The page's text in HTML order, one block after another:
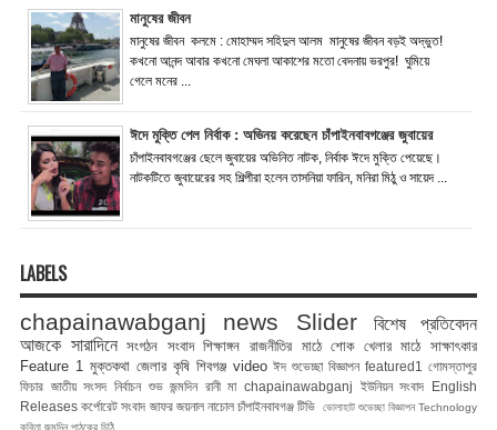
মানুষের জীবন
মানুষের জীবন কলমে : মোহাম্মদ সহিদুল আলম মানুষের জীবন বড়ই অদ্ভুত!
কখনো আনন্দ আবার কখনো মেঘলা আকাশের মতো বেদনায় ভরপুর! ঘুমিয়ে
গেলে মনের ...
ঈদে মুক্তি পেল নির্বাক : অভিনয় করেছেন চাঁপাইনবাবগঞ্জের জুবায়ের
চাঁপাইনবাবগঞ্জের ছেলে জুবায়ের অভিনিত নাটক, নির্বাক ঈদে মুক্তি পেয়েছে।
নাটকটিতে জুবায়েরের সহ শিল্পীরা হলেন তাসনিয়া ফারিন, মনিরা মিঠু ও সায়েদ ...
LABELS
chapainawabganj news Slider
বিশেষ প্রতিবেদন
আজকে সারাদিনে সংগঠন সংবাদ শিক্ষাঙ্গন রাজনীতির মাঠে শোক খেলার মাঠে
সাক্ষাৎকার
Feature 1 মুক্তকথা জেলার কৃষি শিবগঞ্জ video ঈদ শুভেচ্ছা বিজ্ঞাপন featured1
গোমস্তাপুর
ফিচার জাতীয় সংসদ নির্বাচন শুভ জন্মদিন রানী মা chapainawabganj ইউনিয়ন সংবাদ English
Releases কর্পোরেট সংবাদ জাফর জয়নাল নাচোল চাঁপাইনবাবগঞ্জ টিভি ভোলাহাট শুভেচ্ছা বিজ্ঞাপন Technology
কবিতা জন্মদিন পাঠকের চিঠি